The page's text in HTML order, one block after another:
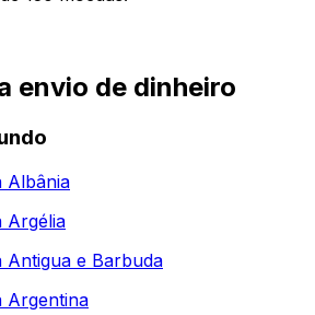
envio de dinheiro
Albânia
Argélia
Antigua e Barbuda
Argentina